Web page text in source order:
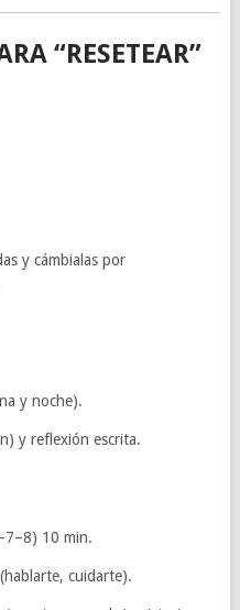
“RESETEAR”
y cámbialas por
y noche).
y reflexión escrita.
10 min.
cuidarte).